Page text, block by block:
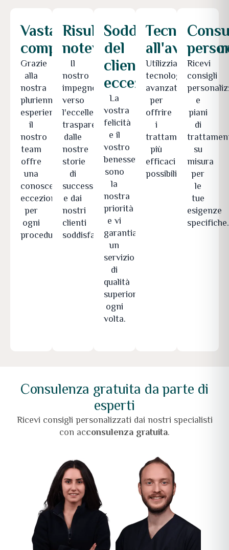
Vasta
competenza
Grazie
alla
nostra
pluriennale
esperienza,
il
nostro
team
offre
una
conoscenza
eccezionale
per
ogni
procedura.
Risultati
notevoli
Il
nostro
impegno
verso
l'eccellenza
traspare
dalle
nostre
storie
di
successo
e dai
nostri
clienti
soddisfatti.
Soddisfazione
del
cliente
eccezionale
La
vostra
felicità
e il
vostro
benessere
sono
la
nostra
priorità
e vi
garantiamo
un
servizio
di
qualità
superiore
ogni
volta.
Tecnologie
Utilizziamo
tecnologie
avanzate
per
offrire
i
trattamenti
più
efficaci
possibili.
Ricevi
consigli
e
piani
di
su
misura
per
le
tue
esigenze
specifiche.
Consulenza gratuita da parte di
esperti
Ricevi consigli personalizzati dai nostri specialisti
con acconsulenza gratuita.